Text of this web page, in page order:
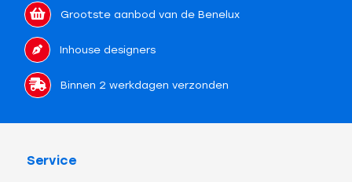
Grootste aanbod van de Benelux
Inhouse designers
Binnen 2 werkdagen verzonden
Service